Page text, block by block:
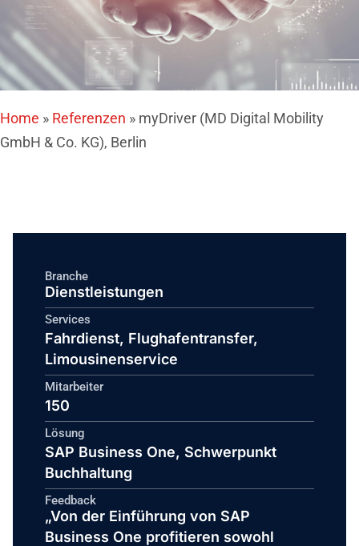
Home » Referenzen » myDriver (MD Digital Mobility
GmbH & Co. KG), Berlin
Branche
Dienstleistungen
Services
Fahrdienst, Flughafentransfer,
Limousinenservice
Mitarbeiter
150
Lösung
SAP Business One, Schwerpunkt
Buchhaltung
Feedback
„Von der Einführung von SAP
Business One profitieren sowohl